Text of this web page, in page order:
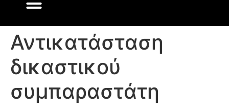
Αντικατάσταση
δικαστικού
συμπαραστάτη